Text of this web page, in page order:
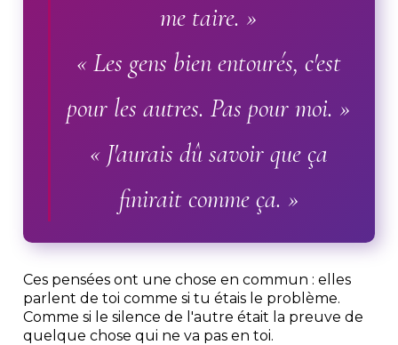
me taire. »
« Les gens bien entourés, c'est
pour les autres. Pas pour moi. »
« J'aurais dû savoir que ça
finirait comme ça. »
Ces pensées ont une chose en commun : elles
parlent de toi comme si tu étais le problème.
Comme si le silence de l'autre était la preuve de
quelque chose qui ne va pas en toi.